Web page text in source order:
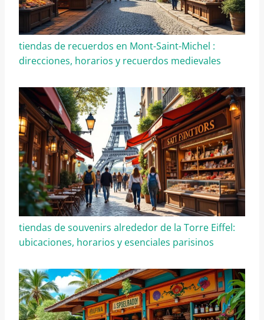
tiendas de recuerdos en Mont-Saint-Michel :
direcciones, horarios y recuerdos medievales
tiendas de souvenirs alrededor de la Torre Eiffel:
ubicaciones, horarios y esenciales parisinos